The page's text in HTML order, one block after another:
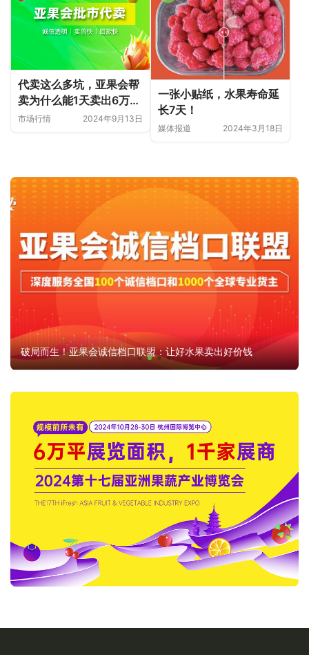
代卖这么多坑，亚果会帮
卖为什么能1天卖出6万多
货？
市场行情 2024年9月13日
一张小贴纸，水果寿命延
长7天！
媒体报道 2024年3月18日
破局而生！亚果会诚信档口联盟：让好水果卖出好价钱